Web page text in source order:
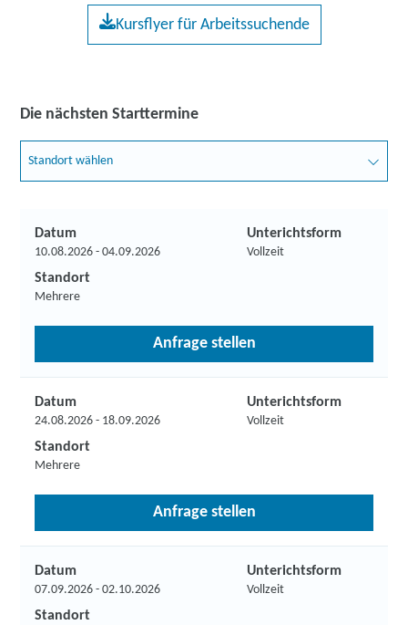
Kursflyer für Arbeitssuchende
Die nächsten Starttermine
Standort wählen
Datum
10.08.2026 - 04.09.2026
Unterichtsform
Vollzeit
Standort
Mehrere
Anfrage stellen
Datum
24.08.2026 - 18.09.2026
Unterichtsform
Vollzeit
Standort
Mehrere
Anfrage stellen
Datum
07.09.2026 - 02.10.2026
Unterichtsform
Vollzeit
Standort